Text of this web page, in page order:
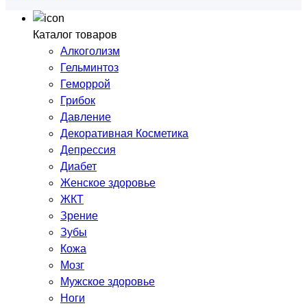
Каталог товаров
Алкоголизм
Гельминтоз
Геморрой
Грибок
Давление
Декоративная Косметика
Депрессия
Диабет
Женское здоровье
ЖКТ
Зрение
Зубы
Кожа
Мозг
Мужское здоровье
Ноги